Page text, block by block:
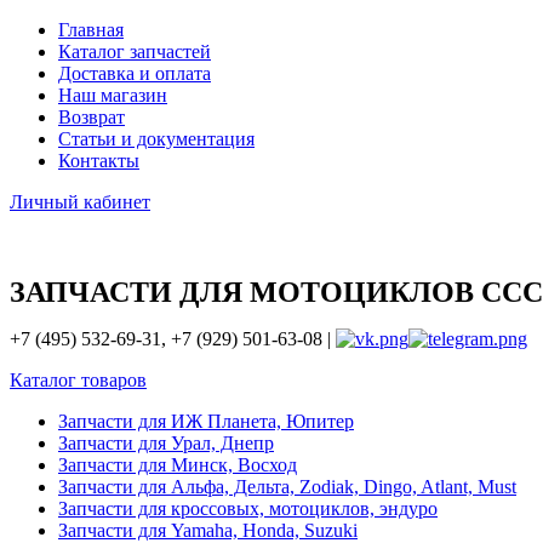
Главная
Каталог запчастей
Доставка и оплата
Наш магазин
Возврат
Статьи и документация
Контакты
Личный кабинет
ЗАПЧАСТИ ДЛЯ МОТОЦИКЛОВ
+7 (495) 532-69-31, +7 (929) 501-63-08 |
Каталог товаров
Запчасти для ИЖ Планета, Юпитер
Запчасти для Урал, Днепр
Запчасти для Минск, Восход
Запчасти для Альфа, Дельта, Zodiak, Dingo, Atlant, Must
Запчасти для кроссовых, мотоциклов, эндуро
Запчасти для Yamaha, Honda, Suzuki